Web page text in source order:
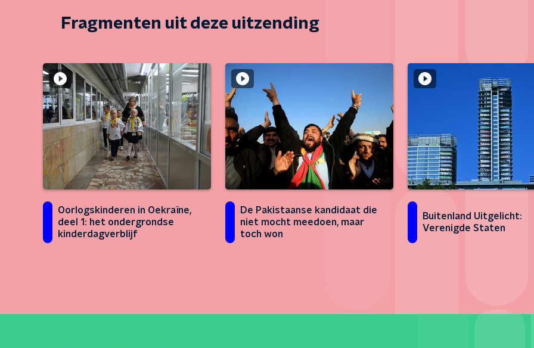
Fragmenten uit deze uitzending
Oorlogskinderen in Oekraïne,
deel 1: het ondergrondse
kinderdagverblijf
De Pakistaanse kandidaat die
niet mocht meedoen, maar
toch won
Buitenland Uitgelicht:
Verenigde Staten